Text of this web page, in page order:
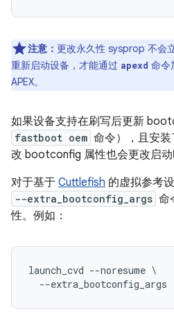
注意： 更改永久性 sysprop 不会
重新启动设备，才能通过 apexd 命令
APEX。
如果设备支持在刷写后更新
fastboot oem 命令），且安
改 bootconfig 属性也会更改启动
对于基于 Cuttlefish 的虚拟参考
--extra_bootconfig_args 命
性。例如：
launch_cvd --noresume \
--extra_bootconfig_args